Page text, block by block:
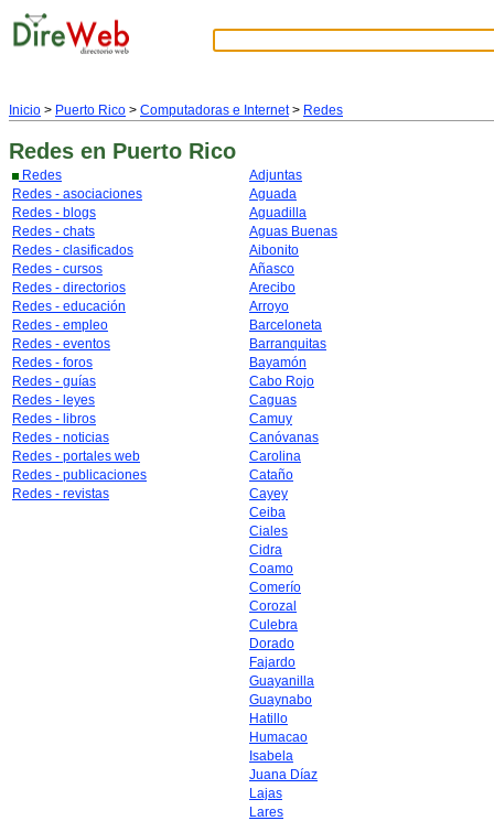
Inicio > Puerto Rico > Computadoras e Internet> Redes
Redes en Puerto Rico
Redes
Redes - asociaciones
Redes - blogs
Redes - chats
Redes - clasificados
Redes - cursos
Redes - directorios
Redes - educación
Redes - empleo
Redes - eventos
Redes - foros
Redes - guías
Redes - leyes
Redes - libros
Redes - noticias
Redes - portales web
Redes - publicaciones
Redes - revistas
Adjuntas
Aguada
Aguadilla
Aguas Buenas
Aibonito
Añasco
Arecibo
Arroyo
Barceloneta
Barranquitas
Bayamón
Cabo Rojo
Caguas
Camuy
Canóvanas
Carolina
Cataño
Cayey
Ceiba
Ciales
Cidra
Coamo
Comerío
Corozal
Culebra
Dorado
Fajardo
Guayanilla
Guaynabo
Hatillo
Humacao
Isabela
Juana Díaz
Lajas
Lares